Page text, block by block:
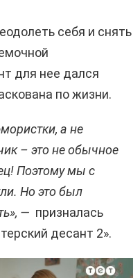
себя и снять
для нее дался
по жизни.
а не
– это не обычное
Поэтому мы с
Но это был
— призналась
десант 2».